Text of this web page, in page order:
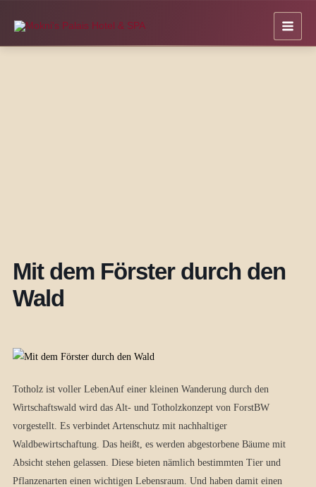
Inhalt
springen
Mit dem Förster durch den
Wald
Totholz ist voller LebenAuf einer kleinen Wanderung durch den
Wirtschaftswald wird das Alt- und Totholzkonzept von ForstBW
vorgestellt. Es verbindet Artenschutz mit nachhaltiger
Waldbewirtschaftung. Das heißt, es werden abgestorbene Bäume mit
Absicht stehen gelassen. Diese bieten nämlich bestimmten Tier und
Pflanzenarten einen wichtigen Lebensraum. Und haben damit einen